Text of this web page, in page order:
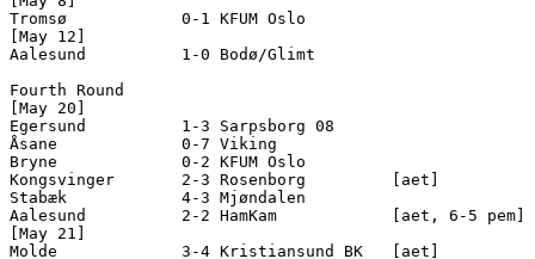
Tromsø            0-1 KFUM Oslo
[May 12]
Aalesund          1-0 Bodø/Glimt
Fourth Round
[May 20]
Egersund          1-3 Sarpsborg 08
Åsane             0-7 Viking
Bryne             0-2 KFUM Oslo
Kongsvinger       2-3 Rosenborg         [aet]
Stabæk            4-3 Mjøndalen
Aalesund          2-2 HamKam            [aet, 6-5 pem]
[May 21]
Molde             3-4 Kristiansund BK   [aet]